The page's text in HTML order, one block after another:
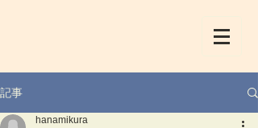
記事
hanamikura